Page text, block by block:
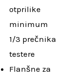
otprilike
minimum
1/3 prečnika
testere
Flanšne za